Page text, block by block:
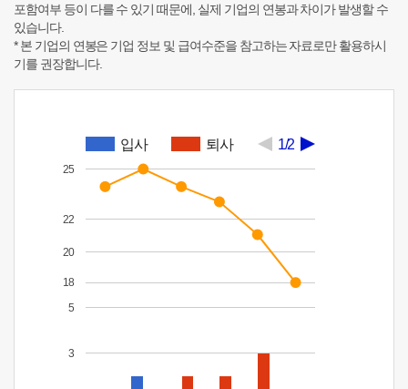
포함여부 등이 다를 수 있기 때문에, 실제 기업의 연봉과 차이가 발생할 수
있습니다.
* 본 기업의 연봉은 기업 정보 및 급여수준을 참고하는 자료로만 활용하시
기를 권장합니다.
입사 퇴사 1/2
3
5
18
20
22
25